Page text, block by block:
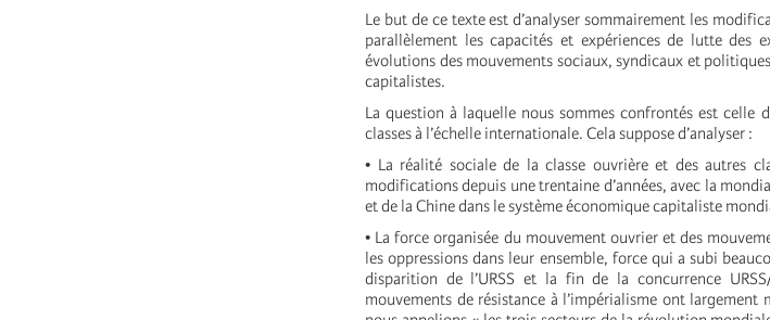
Le but de ce texte est d’analyser sommairement les
parallèlement les capacités et expériences de lutte des
évolutions des mouvements sociaux, syndicaux et
capitalistes.
La question à laquelle nous sommes confrontés est celle
classes à l’échelle internationale. Cela suppose d’analyser :
• La réalité sociale de la classe ouvrière et des autres
modifications depuis une trentaine d’années, avec la
et de la Chine dans le système économique capitaliste
• La force organisée du mouvement ouvrier et des
les oppressions dans leur ensemble, force qui a subi
disparition de l’URSS et la fin de la concurrence
mouvements de résistance à l’impérialisme ont